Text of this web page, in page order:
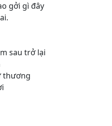
gởi gì đây
sau trở lại
thương